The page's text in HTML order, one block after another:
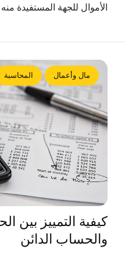
الأموال للجهة المستفيدة
مال وأعمال المحاسبة
كيفية التمييز بين
والحساب الدائن